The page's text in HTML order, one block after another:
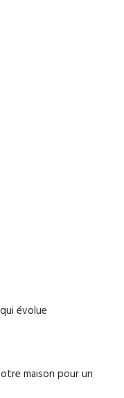
évolue
maison pour un